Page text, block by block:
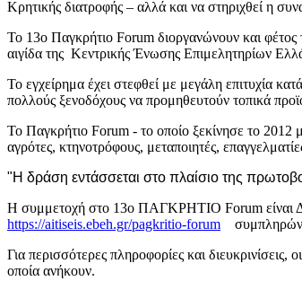
Κρητικής διατροφής – αλλά και να στηριχθεί η
Το 13ο Παγκρήτιο Forum διοργανώνουν και
αιγίδα της Κεντρικής Ένωσης Επιμελητηρίων
Το εγχείρημα έχει στεφθεί με μεγάλη επιτυχία
πολλούς ξενοδόχους να προμηθευτούν τοπικά
Το Παγκρήτιο Forum - το οποίο ξεκίνησε το 2012
αγρότες, κτηνοτρόφους, μεταποιητές,
"Η δράση εντάσσεται στο πλαίσιο της
Η συμμετοχή στο 13ο ΠΑΓΚΡΗΤΙΟ Forum είναι
https://aitiseis.ebeh.gr/pagkritio-forum
Για περισσότερες πληροφορίες και
οποία ανήκουν.